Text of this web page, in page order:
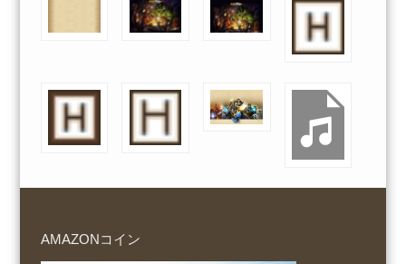
AMAZONコイン